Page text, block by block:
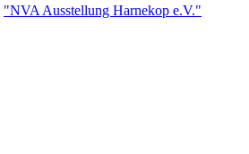
"NVA Ausstellung Harnekop e.V."